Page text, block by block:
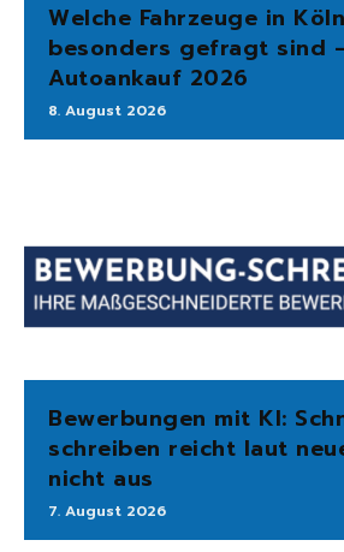
Welche Fahrzeuge in
besonders gefragt sind
Autoankauf 2026
8. August 2026
Bewerbungen mit KI:
schreiben reicht laut
nicht aus
7. August 2026